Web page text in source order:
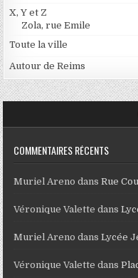
X, Y et Z
Zola, rue Emile
Toute la ville
Autour de Reims
COMMENTAIRES RÉCENTS
Muriel Areno dansRue
Véronique Valette dans
Muriel Areno dansLycée
Véronique Valette dans